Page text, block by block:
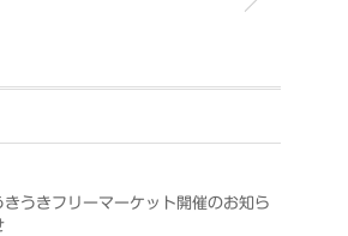
きうきフリーマーケット開催のお知ら